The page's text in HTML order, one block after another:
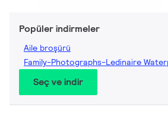
Popüler indirmeler
Aile broşürü
Family-Photographs-Ledinaire
Seç ve indir